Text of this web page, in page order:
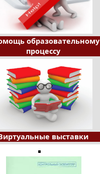
образовательному
процессу
выставки